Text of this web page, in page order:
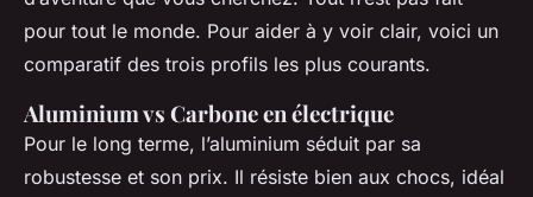
pour tout le monde. Pour aider à y voir clair, voici un
comparatif des trois profils les plus courants.
Aluminium vs Carbone en électrique
Pour le long terme, l’aluminium séduit par sa
robustesse et son prix. Il résiste bien aux chocs, idéal